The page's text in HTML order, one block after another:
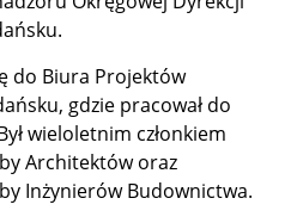
do Biura Projektów
gdzie pracował do
wieloletnim członkiem
Architektów oraz
Inżynierów Budownictwa.